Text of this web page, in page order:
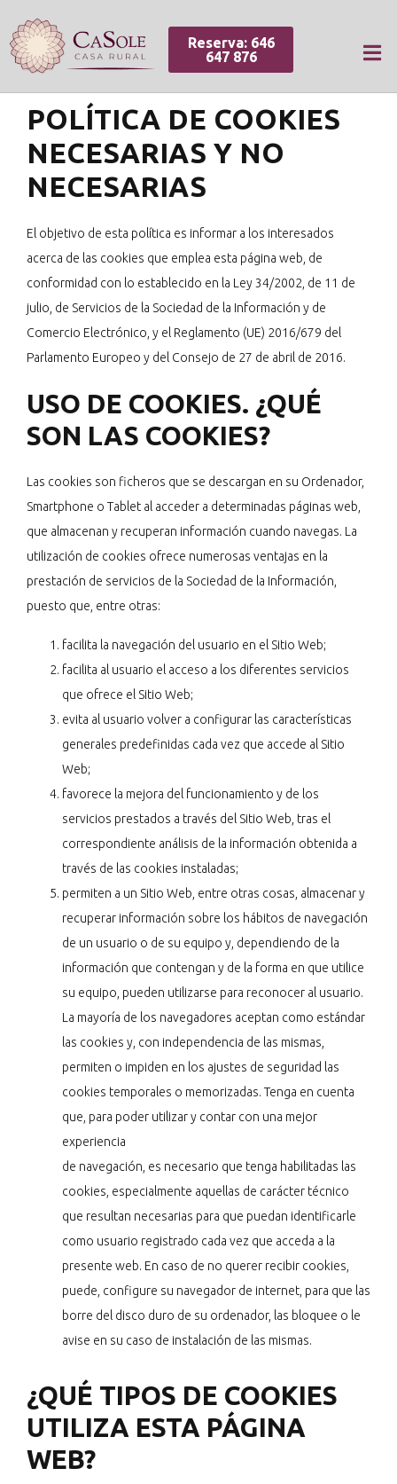
Reserva: 646
647 876
POLÍTICA DE COOKIES
NECESARIAS Y NO
NECESARIAS
El objetivo de esta política es informar a los interesados
acerca de las cookies que emplea esta página web, de
conformidad con lo establecido en la Ley 34/2002, de 11 de
julio, de Servicios de la Sociedad de la Información y de
Comercio Electrónico, y el Reglamento (UE) 2016/679 del
Parlamento Europeo y del Consejo de 27 de abril de 2016.
USO DE COOKIES. ¿QUÉ
SON LAS COOKIES?
Las cookies son ficheros que se descargan en su Ordenador,
Smartphone o Tablet al acceder a determinadas páginas web,
que almacenan y recuperan información cuando navegas. La
utilización de cookies ofrece numerosas ventajas en la
prestación de servicios de la Sociedad de la Información,
puesto que, entre otras:
facilita la navegación del usuario en el Sitio Web;
facilita al usuario el acceso a los diferentes servicios
que ofrece el Sitio Web;
evita al usuario volver a configurar las características
generales predefinidas cada vez que accede al Sitio
Web;
favorece la mejora del funcionamiento y de los
servicios prestados a través del Sitio Web, tras el
correspondiente análisis de la información obtenida a
través de las cookies instaladas;
permiten a un Sitio Web, entre otras cosas, almacenar y
recuperar información sobre los hábitos de navegación
de un usuario o de su equipo y, dependiendo de la
información que contengan y de la forma en que utilice
su equipo, pueden utilizarse para reconocer al usuario.
La mayoría de los navegadores aceptan como estándar
las cookies y, con independencia de las mismas,
permiten o impiden en los ajustes de seguridad las
cookies temporales o memorizadas. Tenga en cuenta
que, para poder utilizar y contar con una mejor
experiencia
de navegación, es necesario que tenga habilitadas las
cookies, especialmente aquellas de carácter técnico
que resultan necesarias para que puedan identificarle
como usuario registrado cada vez que acceda a la
presente web. En caso de no querer recibir cookies,
puede, configure su navegador de internet, para que las
borre del disco duro de su ordenador, las bloquee o le
avise en su caso de instalación de las mismas.
¿QUÉ TIPOS DE COOKIES
UTILIZA ESTA PÁGINA
WEB?